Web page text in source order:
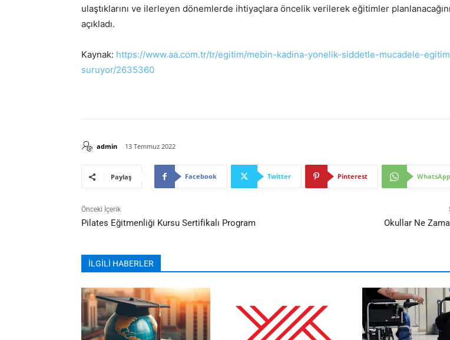
ulaştıklarını ve ilerleyen dönemlerde ihtiyaçlara öncelik verilerek eğitimler
açıkladı.
Kaynak: https://www.aa.com.tr/tr/egitim/mebin-kadina-yonelik-siddetle-mucadele-
suruyor/2635360
admin 13 Temmuz 2022
Paylaş Facebook Twitter Pinterest WhatsApp
Önceki İçerik
Pilates Eğitmenliği Kursu Sertifikalı Program Okullar Ne
İLGİLİ HABERLER